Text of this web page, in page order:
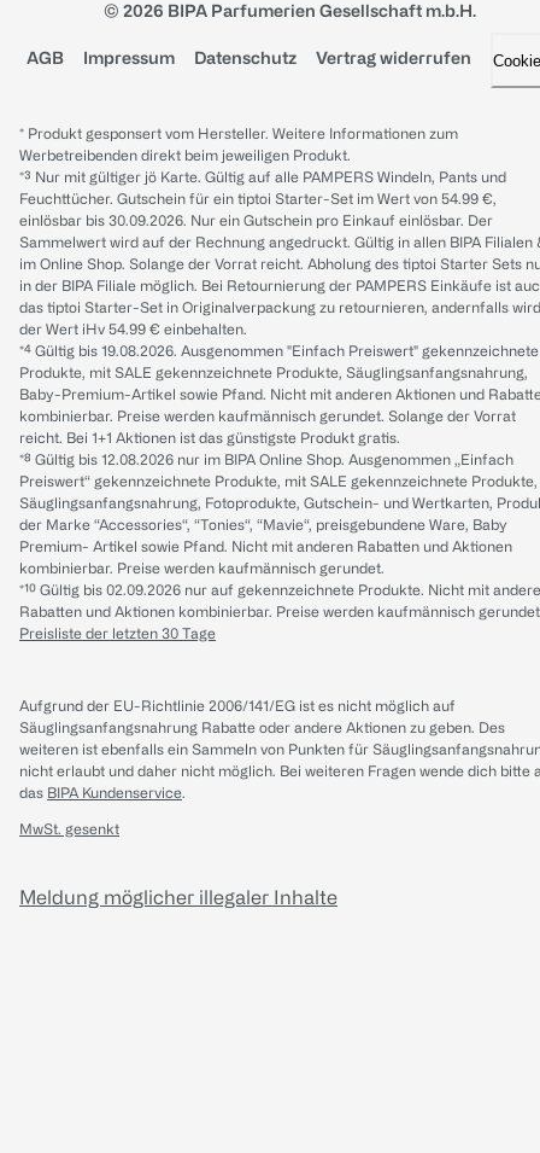
© 2026 BIPA Parfumerien Gesellschaft m.b.H.
AGB Impressum Datenschutz Vertrag widerrufen
* Produkt gesponsert vom Hersteller. Weitere Informationen zum
Werbetreibenden direkt beim jeweiligen Produkt.
*³ Nur mit gültiger jö Karte. Gültig auf alle PAMPERS Windeln, Pants und
Feuchttücher. Gutschein für ein tiptoi Starter-Set im Wert von 54.99 €,
einlösbar bis 30.09.2026. Nur ein Gutschein pro Einkauf einlösbar. Der
Sammelwert wird auf der Rechnung angedruckt. Gültig in allen BIPA Filialen
im Online Shop. Solange der Vorrat reicht. Abholung des tiptoi Starter Sets
in der BIPA Filiale möglich. Bei Retournierung der PAMPERS Einkäufe ist
das tiptoi Starter-Set in Originalverpackung zu retournieren, andernfalls wird
der Wert iHv 54.99 € einbehalten.
*⁴ Gültig bis 19.08.2026. Ausgenommen "Einfach Preiswert" gekennzeichnete
Produkte, mit SALE gekennzeichnete Produkte, Säuglingsanfangsnahrung,
Baby-Premium-Artikel sowie Pfand. Nicht mit anderen Aktionen und
kombinierbar. Preise werden kaufmännisch gerundet. Solange der Vorrat
reicht. Bei 1+1 Aktionen ist das günstigste Produkt gratis.
*⁸ Gültig bis 12.08.2026 nur im BIPA Online Shop. Ausgenommen „Einfach
Preiswert“ gekennzeichnete Produkte, mit SALE gekennzeichnete Produkte,
Säuglingsanfangsnahrung, Fotoprodukte, Gutschein- und Wertkarten,
der Marke “Accessories“, “Tonies“, “Mavie“, preisgebundene Ware, Baby
Premium- Artikel sowie Pfand. Nicht mit anderen Rabatten und Aktionen
kombinierbar. Preise werden kaufmännisch gerundet.
*¹⁰ Gültig bis 02.09.2026 nur auf gekennzeichnete Produkte. Nicht mit
Rabatten und Aktionen kombinierbar. Preise werden kaufmännisch
Preisliste der letzten 30 Tage
Aufgrund der EU-Richtlinie 2006/141/EG ist es nicht möglich auf
Säuglingsanfangsnahrung Rabatte oder andere Aktionen zu geben. Des
weiteren ist ebenfalls ein Sammeln von Punkten für
nicht erlaubt und daher nicht möglich. Bei weiteren Fragen wende dich bitte
das BIPA Kundenservice.
MwSt. gesenkt
Meldung möglicher illegaler Inhalte